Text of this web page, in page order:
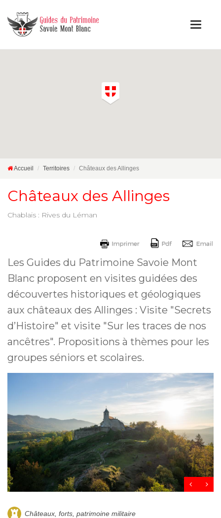
Accueil Territoires Châteaux des Allinges
Châteaux des Allinges
Chablais : Rives du Léman
Les Guides du Patrimoine Savoie Mont
Blanc proposent en visites guidées des
découvertes historiques et géologiques
aux châteaux des Allinges : Visite "Secrets
d’Histoire" et visite "Sur les traces de nos
ancêtres". Propositions à thèmes pour les
groupes séniors et scolaires.
Châteaux, forts, patrimoine militaire